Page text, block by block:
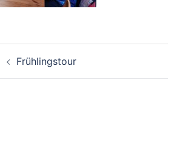
Frühlingstour